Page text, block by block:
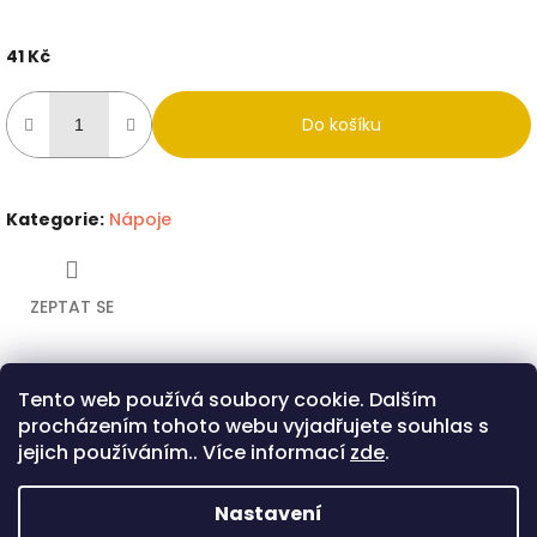
Tento web používá soubory cookie. Dalším
procházením tohoto webu vyjadřujete souhlas s
jejich používáním.. Více informací zde.
Nastavení
41 Kč
cena:
Do košíku
Kategorie: Nápoje
ZEPTAT SE
TwitterFacebook
Popis Diskuze
Popis produktu není dostupný